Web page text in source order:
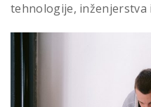
tehnologije, inženjerstva